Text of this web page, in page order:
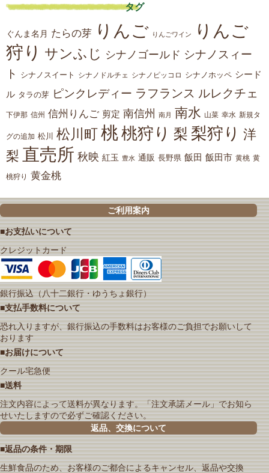
タグ
ぐんま名月 たらの芽 りんご りんごワイン
りんご
狩り サンふじ シナノゴールド シナノスィー
ト
シナノスイート シナノドルチェ シナノピッコロ シナノホッペ シード
ル タラの芽 ピンクレディー ラフランス ルレクチェ
下伊那 信州 信州りんご 剪定 南信州 南月 南水 山菜 幸水 新規タ
グの追加 松川 松川町 桃桃狩り 梨 梨狩り 洋
梨 直売所 秋映 紅玉 豊水 通販 長野県 飯田 飯田市 黄桃 黄
桃狩り 黄金桃
ご利用案内
■お支払いについて
クレジットカード
銀行振込（八十二銀行・ゆうちょ銀行）
■支払手数料について
恐れ入りますが、銀行振込の手数料はお客様のご負担でお願いして
おります
■お届けについて
クール宅急便
■送料
注文内容によって送料が異なります。「注文承諾メール」でお知ら
せいたしますので必ずご確認ください。
返品、交換について
■返品の条件・期限
生鮮食品のため、お客様のご都合によるキャンセル、返品や交換